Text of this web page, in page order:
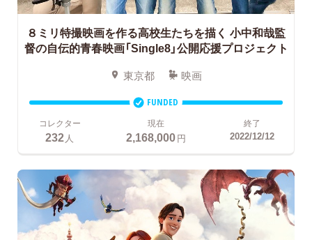
８ミリ特撮映画を作る高校生たちを描く 小中和哉監
督の自伝的青春映画「Single8」公開応援プロジェクト
東京都 映画
FUNDED
コレクター
232 人
現在
2,168,000円
終了
2022/12/12